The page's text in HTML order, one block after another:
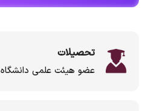
تحصیلات
عضو هیئت علمی دانشگاه